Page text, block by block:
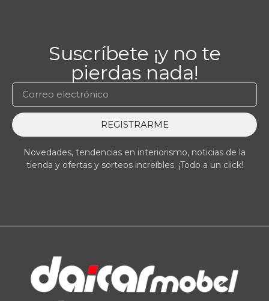
Suscríbete ¡y no te
pierdas nada!
REGISTRARME
Novedades, tendencias en interiorismo, noticias de la
tienda y ofertas y sorteos increíbles. ¡Todo a un click!